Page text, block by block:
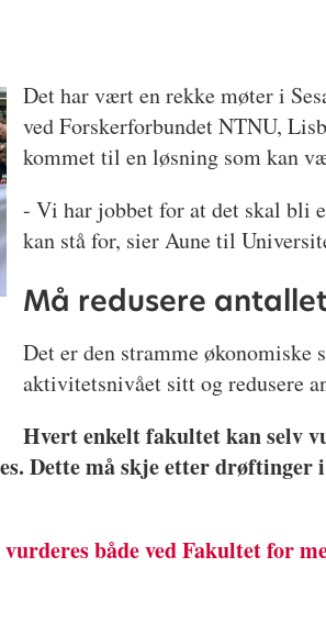
Det har vært en rekke møter i
ved Forskerforbundet NTNU,
kommet til en løsning som kan
- Vi har jobbet for at det skal bli
kan stå for, sier Aune til
Må redusere
Det er den stramme
aktivitetsnivået sitt og redusere
Hvert enkelt fakultet kan selv
Dette må skje etter
både ved Fakultet for